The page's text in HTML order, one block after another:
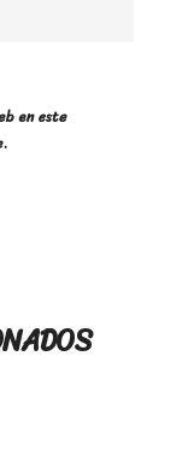
en este